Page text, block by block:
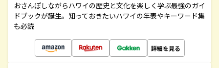
おさんぽしながらハワイの歴史と文化を楽しく学ぶ最強のガイ
ドブックが誕生。知っておきたいハワイの年表やキーワード集
も必読
詳細を見る